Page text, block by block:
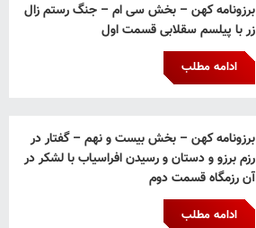
برزونامه کهن – بخش سی ام – جنگ رستم زال
زر با پیلسم سقلابی قسمت اول
ادامه مطلب
برزونامه کهن – بخش بیست و نهم – گفتار در
رزم برزو و دستان و رسیدن افراسیاب با لشکر در
آن رزمگاه قسمت دوم
ادامه مطلب